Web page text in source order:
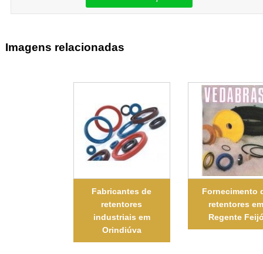
Imagens relacionadas
Fabricantes de
retentores
industriais em
Orindiúva
Fornecimento
retentores
Regente